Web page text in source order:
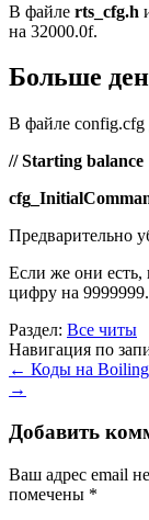
В файле rts_cfg.h
на 32000.0f.
Больше
В файле config.cfg
// Starting balance
Предварительно
Если же они есть,
цифру на 9999999.
Раздел: Все читы
Навигация по
← Коды на
→
Добавить
Ваш адрес email
помечены *